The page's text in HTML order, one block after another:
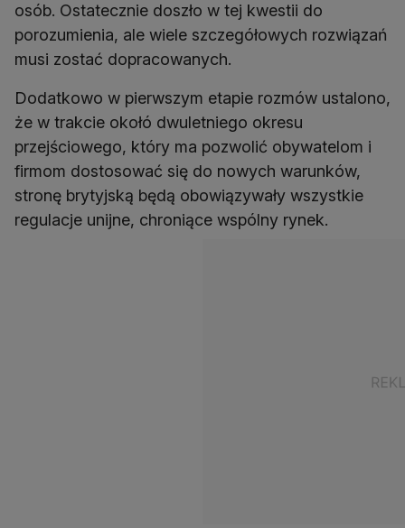
osób. Ostatecznie doszło w tej kwestii do
porozumienia, ale wiele szczegółowych rozwiązań
musi zostać dopracowanych.
Dodatkowo w pierwszym etapie rozmów ustalono,
że w trakcie okołó dwuletniego okresu
przejściowego, który ma pozwolić obywatelom i
firmom dostosować się do nowych warunków,
stronę brytyjską będą obowiązywały wszystkie
regulacje unijne, chroniące wspólny rynek.